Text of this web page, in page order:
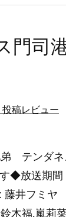
門司
稿レビュー
弟 テンダ
◆放送期
井フミヤ
木福,嵐莉